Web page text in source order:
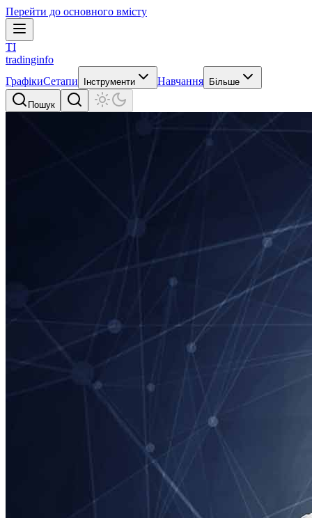
Перейти до основного вмісту
TI
tradinginfo
ГрафікиСетапи Інструменти Навчання Більше
Пошук